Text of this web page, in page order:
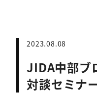
2023.08.08
JIDA中部ブ
対談セミナ